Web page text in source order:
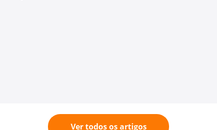
Ver todos os artigos